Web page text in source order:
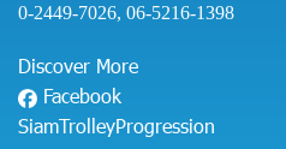
0-2449-7026, 06-5216-1398
Discover More
Facebook
SiamTrolleyProgression